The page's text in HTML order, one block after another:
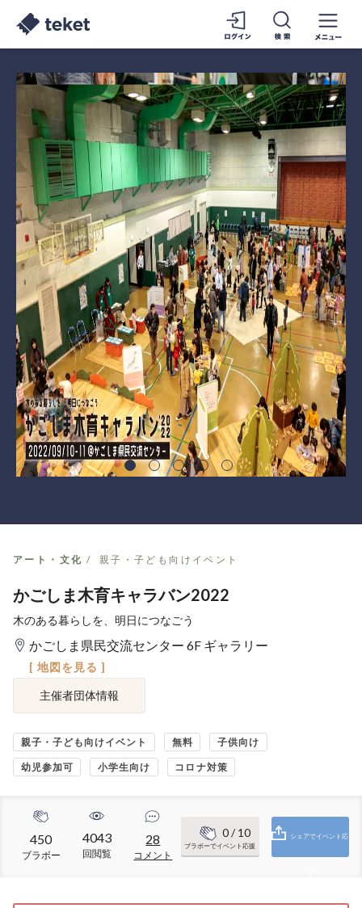
アート・文化 親子・子ども向けイベント
かごしま木育キャラバン2022
木のある暮らしを、明日につなごう
かごしま県民交流センター 6F ギャラリー
[ 地図を見る ]
主催者団体情報
親子・子ども向けイベント 無料 子供向け
幼児参加可 小学生向け コロナ対策
450
ブラボー
4043
回閲覧
28
コメント
0/ 10
ブラボーでイベント応援
シェアでイベント応